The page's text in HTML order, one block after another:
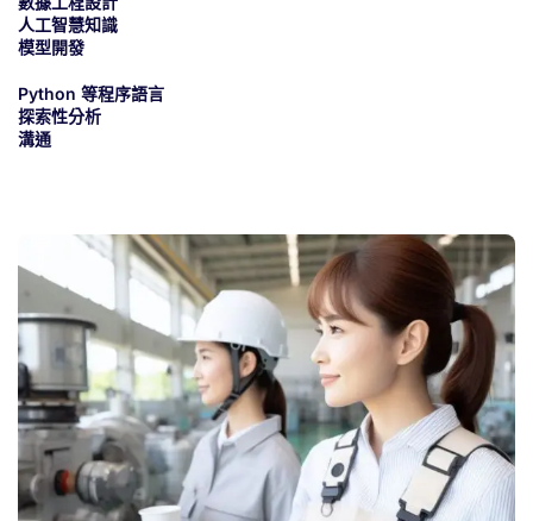
人工智慧知識
模型開發
Python 等程序語言
探索性分析
溝通